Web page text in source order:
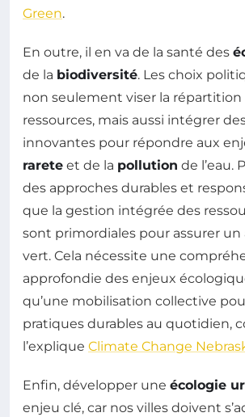
Green.
En outre, il en va de la santé des
de la biodiversité. Les choix
non seulement viser la
ressources, mais aussi intégrer
innovantes pour répondre aux
rarete et de la pollution de l’eau.
des approches durables et
que la gestion intégrée des
sont primordiales pour assurer un
vert. Cela nécessite une
approfondie des enjeux
qu’une mobilisation collective
pratiques durables au quotidien,
l’explique Climate Change
Enfin, développer une écologie
enjeu clé, car nos villes doivent